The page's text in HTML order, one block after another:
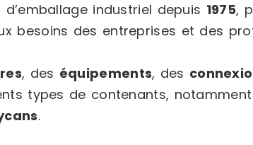
industriel depuis 1975,
besoins des entreprises et des
, des équipements, des
types de contenants,
.